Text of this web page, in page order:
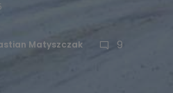
Matyszczak 9